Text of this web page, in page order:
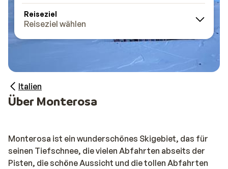
Reiseziel
Reiseziel wählen
Italien
Über Monterosa
Monterosa ist ein wunderschönes Skigebiet, das für
seinen Tiefschnee, die vielen Abfahrten abseits der
Pisten, die schöne Aussicht und die tollen Abfahrten